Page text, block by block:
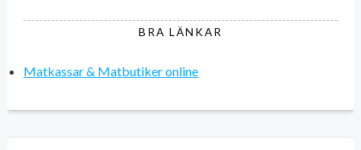
BRA LÄNKAR
Matkassar & Matbutiker online